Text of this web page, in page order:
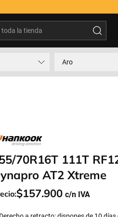
Aro
70R16T 111T
AT2 Xtreme
$157.900